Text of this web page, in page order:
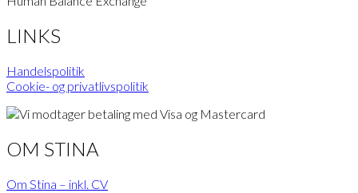
LINKS
Handelspolitik
Cookie- og privatlivspolitik
OM STINA
Om Stina – inkl. CV